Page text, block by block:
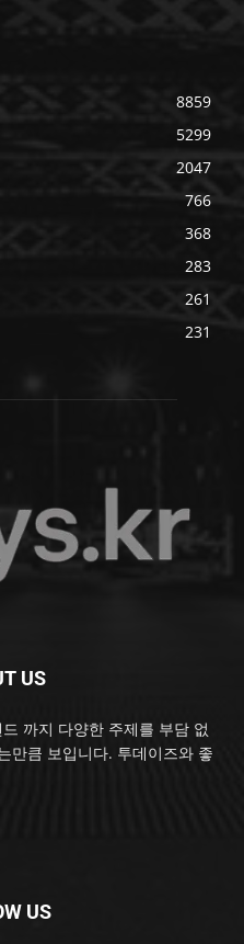
8859
5299
2047
766
368
283
261
231
US
까지 다양한 주제를 부담 없
만큼 보입니다. 투데이즈와 좋
US